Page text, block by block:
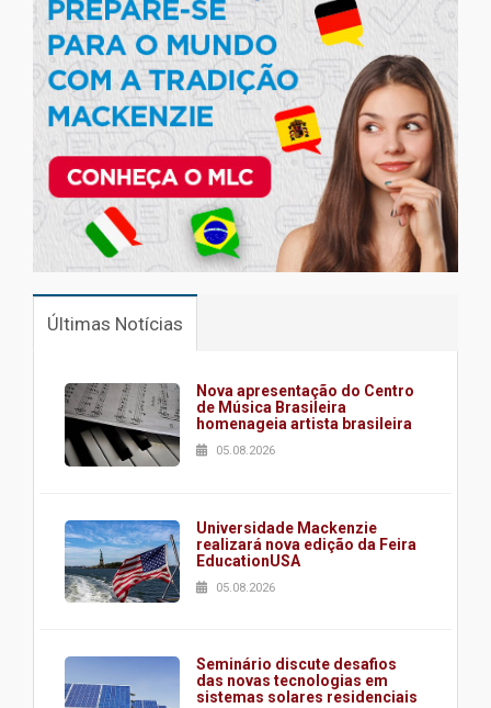
Últimas Notícias
Nova apresentação do Centro
de Música Brasileira
homenageia artista brasileira
05.08.2026
Universidade Mackenzie
realizará nova edição da Feira
EducationUSA
05.08.2026
Seminário discute desafios
das novas tecnologias em
sistemas solares residenciais